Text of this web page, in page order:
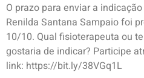
O prazo para enviar a
Renilda Santana Sampaio foi
10/10. Qual fisioterapeuta ou
gostaria de indicar? Participe
link: https://bit.ly/38VGq1L